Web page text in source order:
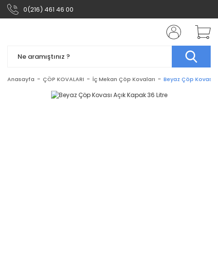
0(216) 461 46 00
Anasayfa ÇÖP KOVALARI İç Mekan Çöp Kovaları Beyaz Çöp Kovası